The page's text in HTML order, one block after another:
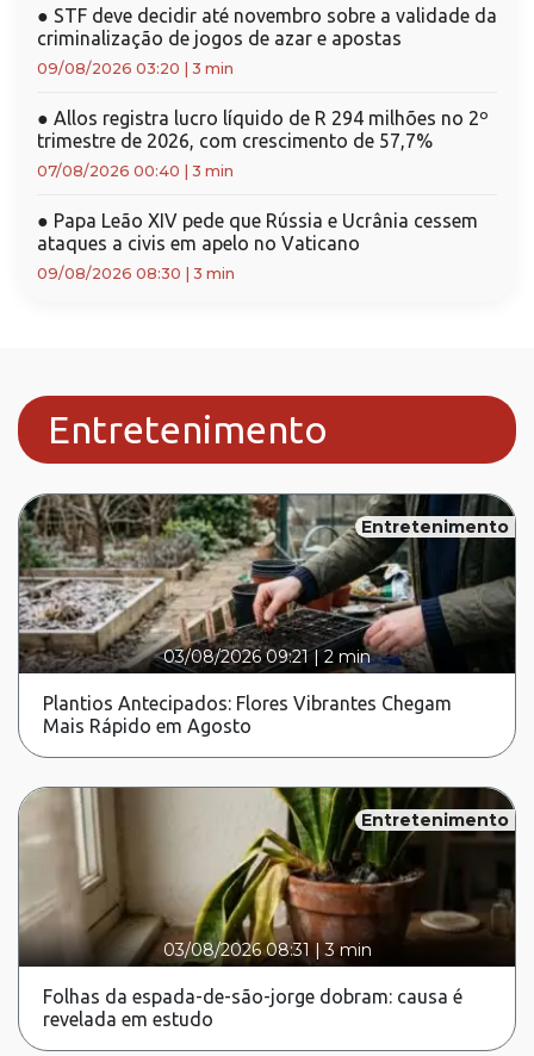
● STF deve decidir até novembro sobre a validade da
criminalização de jogos de azar e apostas
09/08/2026 03:20 3 min
● Allos registra lucro líquido de R 294 milhões no 2º
trimestre de 2026, com crescimento de 57,7%
07/08/2026 00:40 3 min
● Papa Leão XIV pede que Rússia e Ucrânia cessem
ataques a civis em apelo no Vaticano
09/08/2026 08:30 3 min
Entretenimento
Entretenimento
03/08/2026 09:21|2 min
Plantios Antecipados: Flores Vibrantes Chegam
Mais Rápido em Agosto
Entretenimento
03/08/2026 08:31 |3 min
Folhas da espada-de-são-jorge dobram: causa é
revelada em estudo